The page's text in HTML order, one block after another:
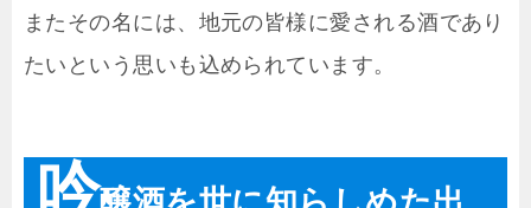
またその名には、地元の皆様に愛される酒であり
たいという思いも込められています。
吟